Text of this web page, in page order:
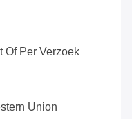
Of Per Verzoek
Union